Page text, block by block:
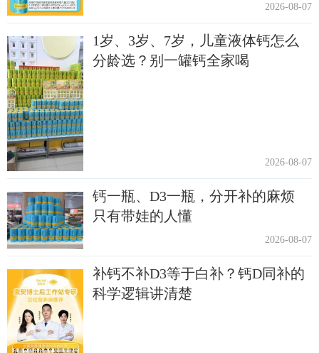
2026-08-07
1岁、3岁、7岁，儿童液体钙怎么
分龄选？别一罐钙全家喝
2026-08-07
钙一瓶、D3一瓶，分开补的麻烦
只有带娃的人懂
2026-08-07
补钙不补D3等于白补？钙D同补的
科学逻辑讲清楚